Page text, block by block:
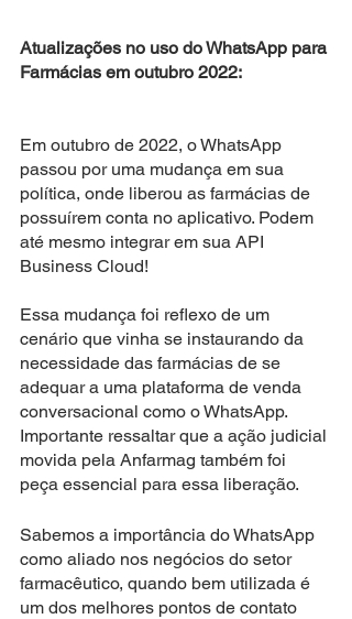
Atualizações no uso do WhatsApp para
Farmácias em outubro 2022:
Em outubro de 2022, o WhatsApp
passou por uma mudança em sua
política, onde liberou as farmácias de
possuírem conta no aplicativo. Podem
até mesmo integrar em sua API
Business Cloud!
Essa mudança foi reflexo de um
cenário que vinha se instaurando da
necessidade das farmácias de se
adequar a uma plataforma de venda
conversacional como o WhatsApp.
Importante ressaltar que a ação judicial
movida pela Anfarmag também foi
peça essencial para essa liberação.
Sabemos a importância do WhatsApp
como aliado nos negócios do setor
farmacêutico, quando bem utilizada é
um dos melhores pontos de contato